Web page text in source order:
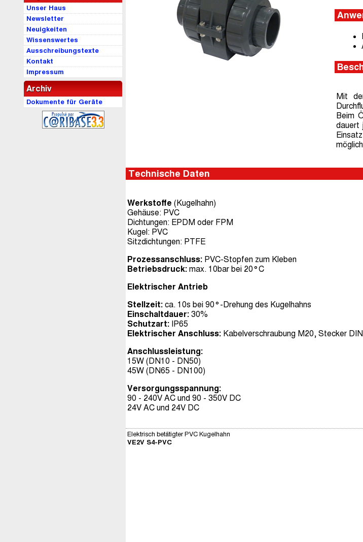
Unser Haus
Newsletter
Neuigkeiten
Wissenswertes
Ausschreibungstexte
Kontakt
Impressum
Archiv
Dokumente für Geräte
Mit
Beim
dauert
Technische Daten
Werkstoffe (Kugelhahn)
Gehäuse: PVC
Dichtungen: EPDM oder FPM
Kugel: PVC
Sitzdichtungen: PTFE
Prozessanschluss: PVC-Stopfen zum Kleben
Betriebsdruck: max. 10bar bei 20°C
Elektrischer Antrieb
Stellzeit: ca. 10s bei 90°-Drehung des Kugelhahns
Einschaltdauer: 30%
Schutzart: IP65
Elektrischer Anschluss: Kabelverschraubung M20, Stecker
Anschlussleistung:
15W (DN10 - DN50)
45W (DN65 - DN100)
Versorgungsspannung:
90 - 240V AC und 90 - 350V DC
24V AC und 24V DC
Elektrisch betätigter PVC Kugelhahn
VE2V S4-PVC